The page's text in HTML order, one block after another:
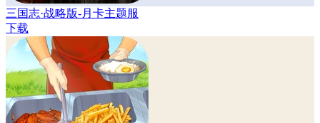
三国志·战略版-月卡主题服
下载